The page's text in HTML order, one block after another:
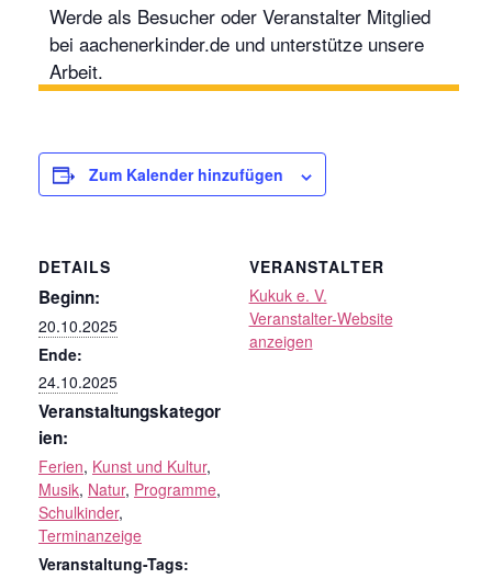
Werde als Besucher oder Veranstalter Mitglied
bei aachenerkinder.de und unterstütze unsere
Arbeit.
Zum Kalender hinzufügen
DETAILS
Beginn:
20.10.2025
Ende:
24.10.2025
Veranstaltungskategor
ien:
Ferien, Kunst und Kultur,
Musik, Natur, Programme,
Schulkinder,
Terminanzeige
Veranstaltung-Tags:
VERANSTALTER
Kukuk e. V.
Veranstalter-Website
anzeigen